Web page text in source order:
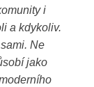
i
a kdykoliv.
Ne
jako